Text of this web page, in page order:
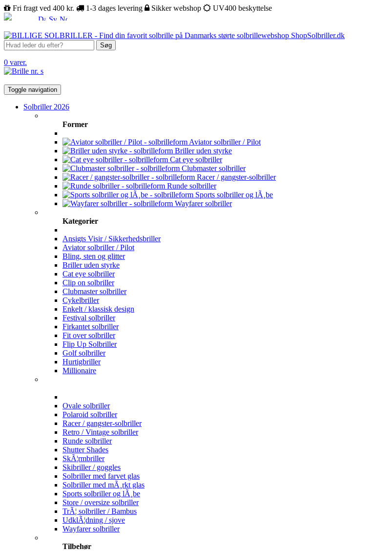
Fri fragt ved 400 kr. 1-3 dages levering Sikker webshop UV400 beskyttelse
Søg
0 varer.
Toggle navigation
Solbriller 2026
Former
Aviator solbriller / Pilot
Briller uden styrke
Cat eye solbriller
Clubmaster solbriller
Racer / gangster-solbriller
Runde solbriller
Sports solbriller og lÃ¸be
Wayfarer solbriller
Kategorier
Ansigts Visir / Sikkerhedsbriller
Aviator solbriller / Pilot
Bling, sten og glitter
Briller uden styrke
Cat eye solbriller
Clip on solbriller
Clubmaster solbriller
Cykelbriller
Enkelt / klassisk design
Festival solbriller
Firkantet solbriller
Fit over solbriller
Flip Up Solbriller
Golf solbriller
Hurtigbriller
Millionaire
Ovale solbriller
Polaroid solbriller
Racer / gangster-solbriller
Retro / Vintage solbriller
Runde solbriller
Shutter Shades
SkÃ¦rmbriller
Skibriller / goggles
Solbriller med farvet glas
Solbriller med mÃ¸rkt glas
Sports solbriller og lÃ¸be
Store / oversize solbriller
TrÃ¦ solbriller / Bambus
UdklÃ¦dning / sjove
Wayfarer solbriller
Tilbehør